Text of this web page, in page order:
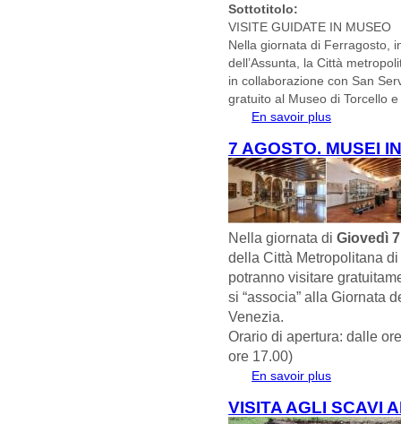
Sottotitolo:
VISITE GUIDATE IN MUSEO
Nella giornata di Ferragosto,
dell’Assunta, la Città
in collaborazione con San
gratuito al Museo di Torcello
En savoir plus
7 AGOSTO. MUSEI
Nella giornata diGiovedì
della Città Metropolitana
potranno visitare
si “associa” alla Giornata
Venezia.
Orario di apertura: dalle
ore 17.00)
En savoir plus
VISITA AGLI SCAVI